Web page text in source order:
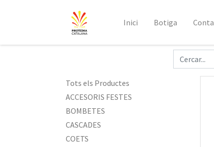
Inici Botiga
Tots els Productes
ACCESORIS FESTES
BOMBETES
CASCADES
COETS